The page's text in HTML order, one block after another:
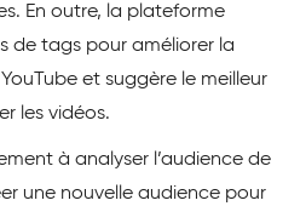
En outre, la plateforme
de tags pour améliorer la
et suggère le meilleur
les vidéos.
à analyser l’audience de
une nouvelle audience pour